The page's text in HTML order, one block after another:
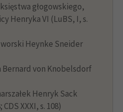
głogowskiego,
Henryka VI (LuBS, I, s.
Heynke Sneider
Bernard von Knobelsdorf
Henryk Sack
CDS XXXI, s. 108)